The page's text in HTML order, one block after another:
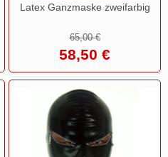
Latex Ganzmaske zweifarbig
65,00 €
58,50 €